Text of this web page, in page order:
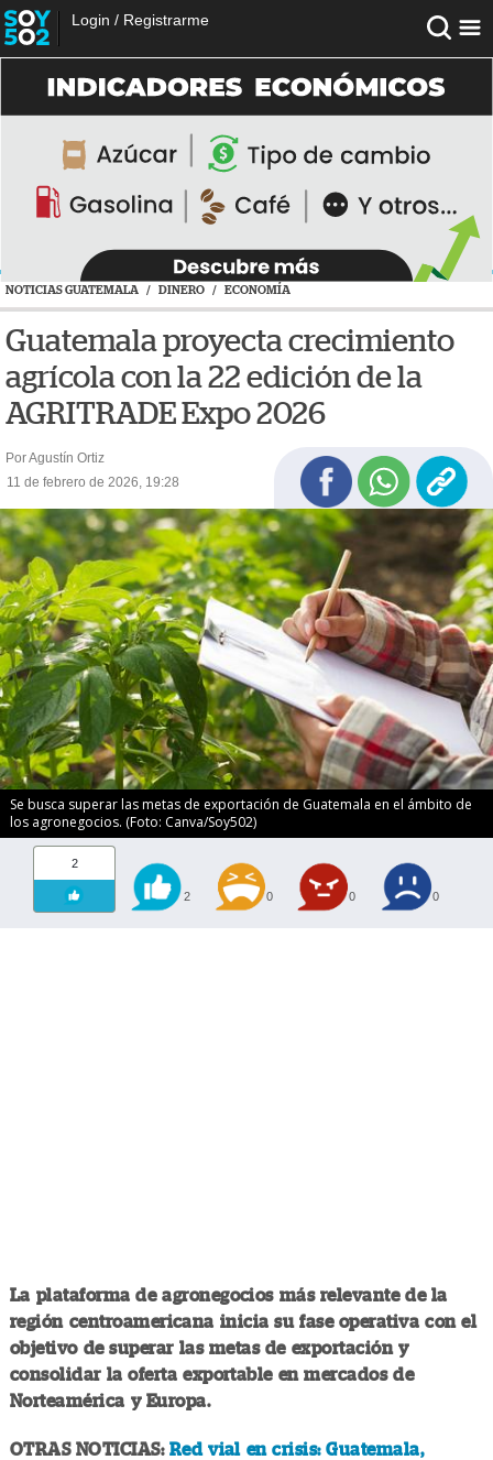
Login / Registrarme
NOTICIAS GUATEMALA / DINERO / ECONOMÍA
Guatemala proyecta crecimiento
agrícola con la 22 edición de la
AGRITRADE Expo 2026
Por Agustín Ortiz
11 de febrero de 2026, 19:28
Se busca superar las metas de exportación de Guatemala en el ámbito de
los agronegocios. (Foto: Canva/Soy502)
2
2 0 0 0
La plataforma de agronegocios más relevante de la
región centroamericana inicia su fase operativa con el
objetivo de superar las metas de exportación y
consolidar la oferta exportable en mercados de
Norteamérica y Europa.
OTRAS NOTICIAS: Red vial en crisis: Guatemala,